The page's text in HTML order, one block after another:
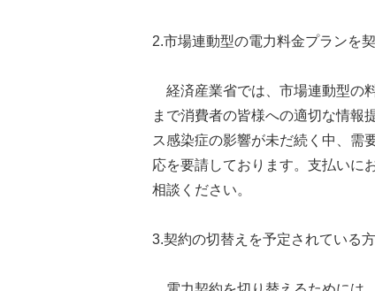
2.市場連動型の電力料金プランを
経済産業省では、市場連動型の
まで消費者の皆様への適切な情報
ス感染症の影響が未だ続く中、需
応を要請しております。支払いに
相談ください。
3.契約の切替えを予定されている方